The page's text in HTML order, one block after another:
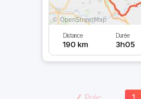
Distance
190 km
Durée
3h05